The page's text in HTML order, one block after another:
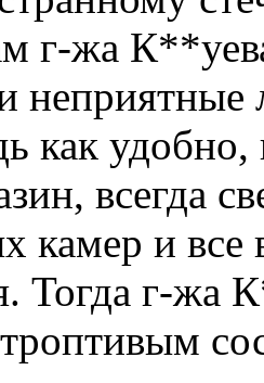
г-жа
неприятные
как
всегда
камер и все
Тогда г-жа